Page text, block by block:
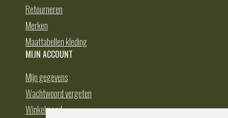
Retourneren
Merken
Maattabellen kleding
MIJN ACCOUNT
Mijn gegevens
Wachtwoord vergeten
Winkelmand